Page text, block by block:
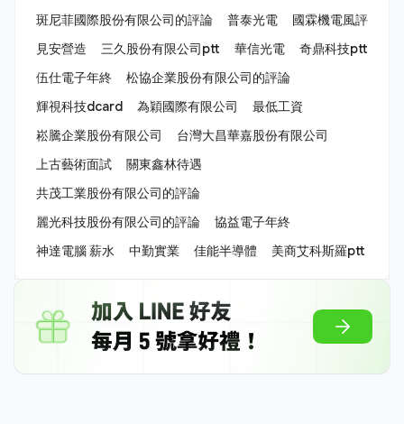
斑尼菲國際股份有限公司的評論
普泰光電
國霖機電風評
見安營造
三久股份有限公司ptt 華信光電
奇鼎科技ptt
伍仕電子年終
松協企業股份有限公司的評論
輝視科技dcard
為穎國際有限公司
最低工資
崧騰企業股份有限公司
台灣大昌華嘉股份有限公司
上古藝術面試
關東鑫林待遇
共茂工業股份有限公司的評論
麗光科技股份有限公司的評論
協益電子年終
神達電腦 薪水
中勤實業 佳能半導體 美商艾科斯羅ptt